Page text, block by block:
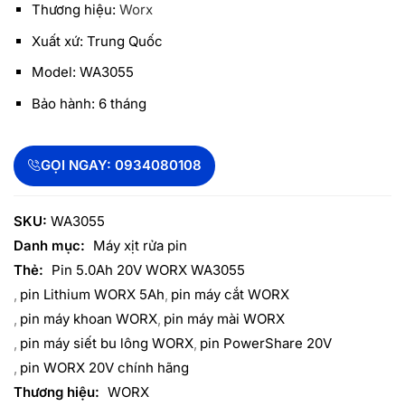
Thương hiệu: Worx
Xuất xứ: Trung Quốc
Model: WA3055
Bảo hành: 6 tháng
GỌI NGAY: 0934080108
SKU: WA3055
Danh mục: Máy xịt rửa pin
Thẻ: Pin 5.0Ah 20V WORX WA3055
pin Lithium WORX 5Ah pin máy cắt WORX
pin máy khoan WORX pin máy mài WORX
pin máy siết bu lông WORX pin PowerShare 20V
pin WORX 20V chính hãng
Thương hiệu: WORX